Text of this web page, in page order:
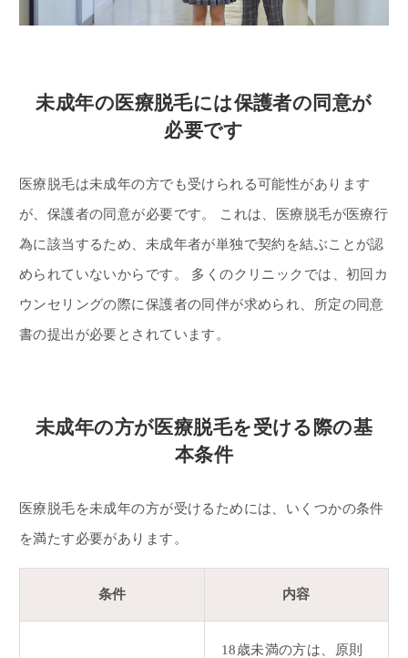
未成年の医療脱毛には保護者の同意が
必要です
医療脱毛は未成年の方でも受けられる可能性があります
が、保護者の同意が必要です。 これは、医療脱毛が医療行
為に該当するため、未成年者が単独で契約を結ぶことが認
められていないからです。 多くのクリニックでは、初回カ
ウンセリングの際に保護者の同伴が求められ、所定の同意
書の提出が必要とされています。
未成年の方が医療脱毛を受ける際の基
本条件
医療脱毛を未成年の方が受けるためには、いくつかの条件
を満たす必要があります。
条件 内容
18歳未満の方は、原則